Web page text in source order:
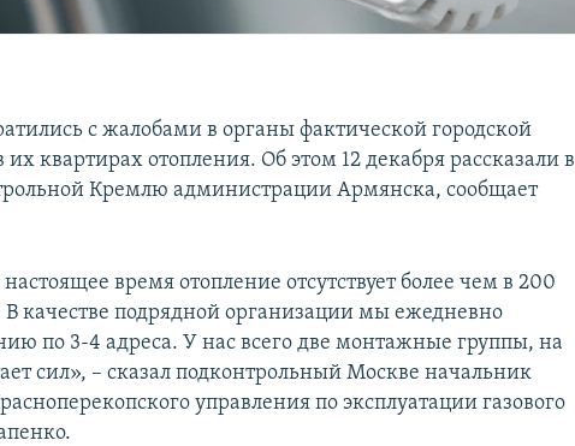
с жалобами в органы фактической городской
их квартирах отопления. Об этом 12 декабря рассказали в
Кремлю администрации Армянска, сообщает
время отопление отсутствует более чем в 200
В качестве подрядной организации мы ежедневно
по 3-4 адреса. У нас всего две монтажные группы, на
сил», – сказал подконтрольный Москве начальник
управления по эксплуатации газового